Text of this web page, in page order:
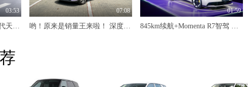
03:53
限时价17.99万元！全新一代天工08 670 Max重磅上市，限时六重大礼
07:08
哟！原来是销量王来啦！ 深度试驾吉利星愿
01:59
845km续航+Momenta R7智驾 MG07预售12.59万-16.59万